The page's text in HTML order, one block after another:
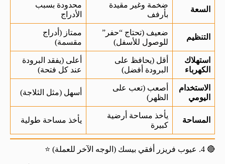
السعة
ضخمة وغير مقيدة
بأرفف
محدودة بسبب
الأدراج
التنظيم
ضعيف (تحتاج “حفر”
للوصول للأسفل)
ممتاز (أدراج
مقسمة)
استهلاك
الكهرباء
أقل (يحافظ على
البرودة أفضل)
أعلى (يفقد البرودة
عند كل فتحة)
الاستخدام
اليومي
أصعب (تعب على
الظهر)
أسهل (مثل الثلاجة)
المساحة
يأخذ مساحة أرضية
كبيرة
يأخذ مساحة طولية
🔴 4. عيوب فريزر أفقي بيسك (الوجه الآخر للعملة) ⭐